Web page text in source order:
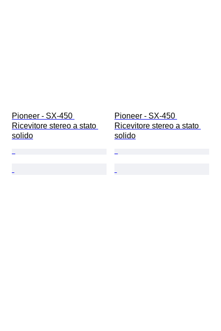
Pioneer - SX-450
Ricevitore stereo a stato
solido
Pioneer - SX-450
Ricevitore stereo a stato
solido